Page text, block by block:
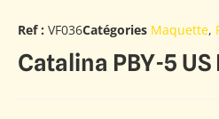
Ref : VF036Catégories Maquette,
Catalina PBY-5 US